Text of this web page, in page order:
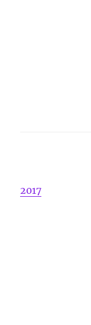
2017